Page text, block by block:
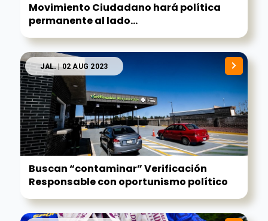
Movimiento Ciudadano hará política
permanente al lado...
JAL.| 02 AUG 2023
Buscan “contaminar” Verificación
Responsable con oportunismo político